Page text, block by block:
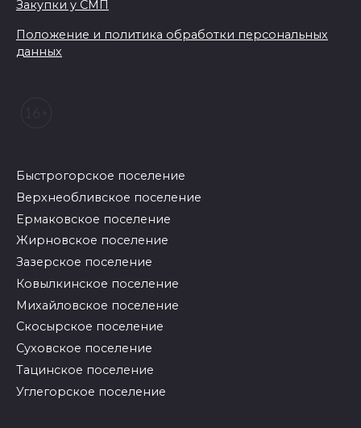
Закупки у СМП
Положение и политика обработки персональных
данных
Быстрогорское поселение
Верхнеобливское поселение
Ермаковское поселение
Жирновское поселение
Зазерское поселение
Ковылкинское поселение
Михайловское поселение
Скосырское поселение
Суховское поселение
Тацинское поселение
Углегорское поселение